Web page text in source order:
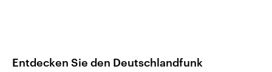
Entdecken Sie den Deutschlandfunk